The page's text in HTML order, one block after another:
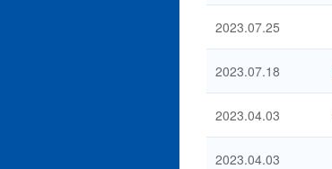
2023.07.25
2023.07.18
2023.04.03
2023.04.03